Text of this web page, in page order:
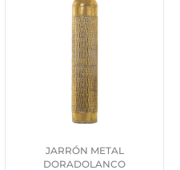
JARRÓN METAL
DORADOLANCO